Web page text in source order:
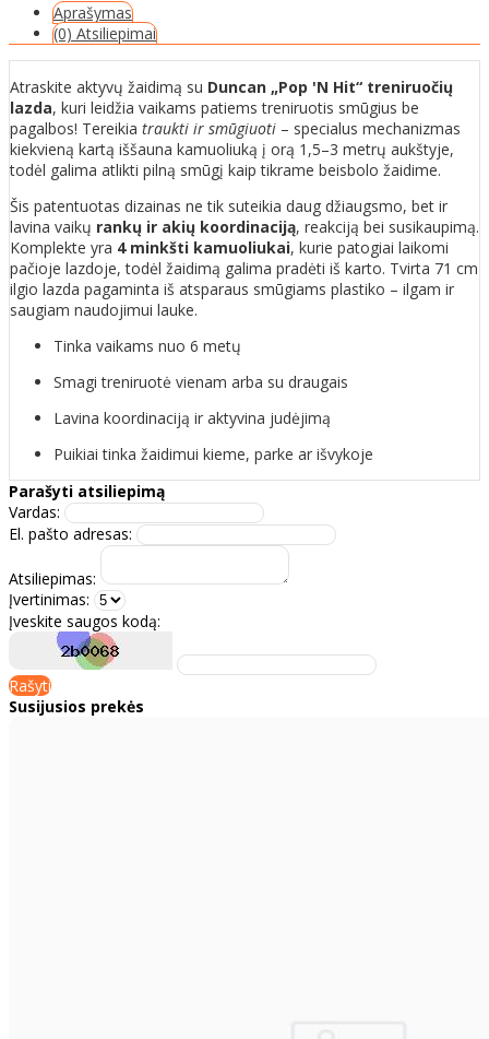
Aprašymas
(0) Atsiliepimai
Atraskite aktyvų žaidimą su Duncan „Pop 'N Hit“ treniruočių
lazda, kuri leidžia vaikams patiems treniruotis smūgius be
pagalbos! Tereikia traukti ir smūgiuoti – specialus mechanizmas
kiekvieną kartą iššauna kamuoliuką į orą 1,5–3 metrų aukštyje,
todėl galima atlikti pilną smūgį kaip tikrame beisbolo žaidime.
Šis patentuotas dizainas ne tik suteikia daug džiaugsmo, bet ir
lavina vaikų rankų ir akių koordinaciją, reakciją bei susikaupimą.
Komplekte yra 4 minkšti kamuoliukai, kurie patogiai laikomi
pačioje lazdoje, todėl žaidimą galima pradėti iš karto. Tvirta 71 cm
ilgio lazda pagaminta iš atsparaus smūgiams plastiko – ilgam ir
saugiam naudojimui lauke.
Tinka vaikams nuo 6 metų
Smagi treniruotė vienam arba su draugais
Lavina koordinaciją ir aktyvina judėjimą
Puikiai tinka žaidimui kieme, parke ar išvykoje
Parašyti atsiliepimą
Vardas:
El. pašto adresas:
Atsiliepimas:
Įvertinimas:
Įveskite saugos kodą:
Rašyti
Susijusios prekės